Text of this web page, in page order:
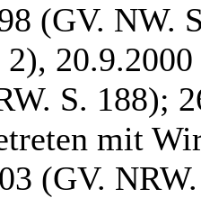
(GV. NW.
2),
S. 188);
mit
(GV.